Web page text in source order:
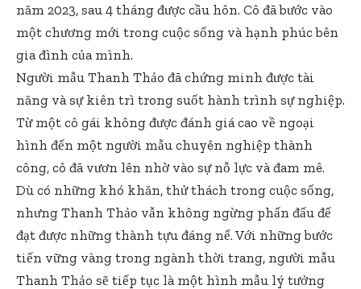
năm 2023, sau 4 tháng được cầu hôn. Cô đã bước vào
một chương mới trong cuộc sống và hạnh phúc bên
gia đình của mình.
Người mẫu Thanh Thảo đã chứng minh được tài
năng và sự kiên trì trong suốt hành trình sự nghiệp.
Từ một cô gái không được đánh giá cao về ngoại
hình đến một người mẫu chuyên nghiệp thành
công, cô đã vươn lên nhờ vào sự nỗ lực và đam mê.
Dù có những khó khăn, thử thách trong cuộc sống,
nhưng Thanh Thảo vẫn không ngừng phấn đấu để
đạt được những thành tựu đáng nể. Với những bước
tiến vững vàng trong ngành thời trang, người mẫu
Thanh Thảo sẽ tiếp tục là một hình mẫu lý tưởng